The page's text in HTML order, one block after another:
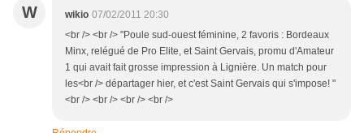
W wikio 07/02/2011 20:30
<br /> <br /> "Poule sud-ouest féminine, 2 favoris : Bordeaux
Minx, relégué de Pro Elite, et Saint Gervais, promu d'Amateur
1 qui avait fait grosse impression à Lignière. Un match pour
les<br /> départager hier, et c'est Saint Gervais qui s'impose! "
<br /> <br /> <br /> <br />